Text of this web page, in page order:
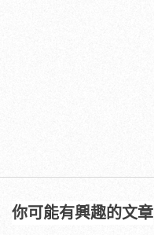
你可能有興趣的文章